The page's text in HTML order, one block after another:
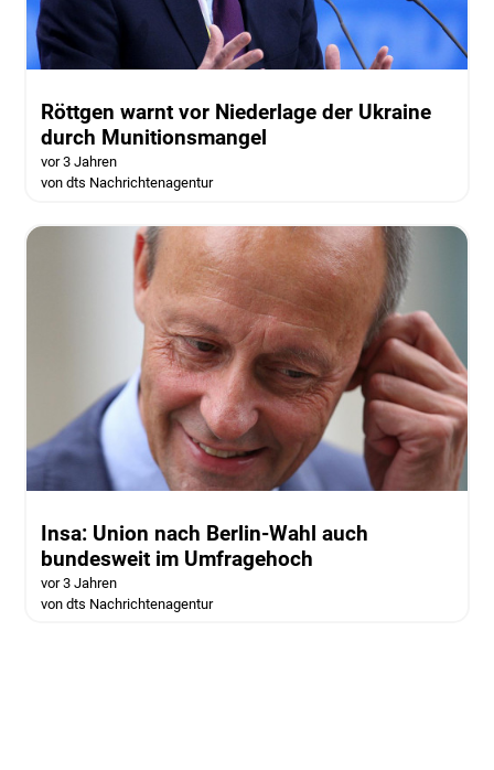
Röttgen warnt vor Niederlage der Ukraine
durch Munitionsmangel
vor 3 Jahren
von dts Nachrichtenagentur
Insa: Union nach Berlin-Wahl auch
bundesweit im Umfragehoch
vor 3 Jahren
von dts Nachrichtenagentur